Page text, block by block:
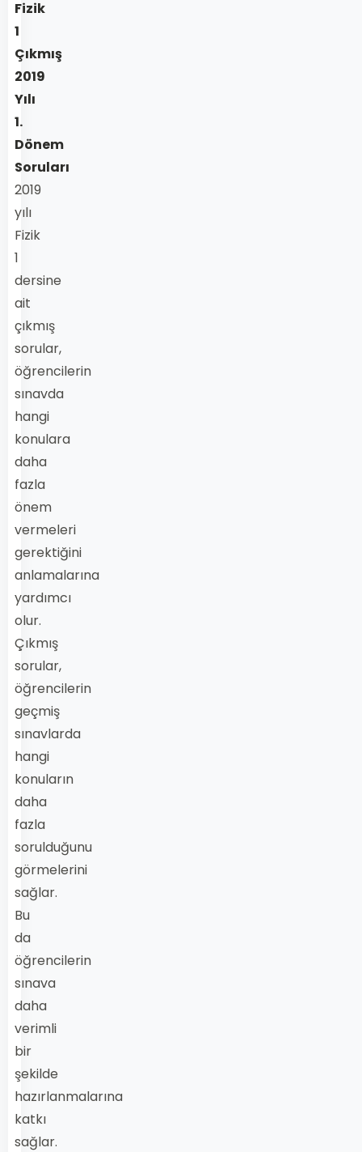
Fizik
1
Çıkmış
2019
Yılı
1.
Dönem
Soruları
2019
yılı
Fizik
1
dersine
ait
çıkmış
sorular,
öğrencilerin
sınavda
hangi
konulara
daha
fazla
önem
vermeleri
gerektiğini
anlamalarına
yardımcı
olur.
Çıkmış
sorular,
öğrencilerin
geçmiş
sınavlarda
hangi
konuların
daha
fazla
sorulduğunu
görmelerini
sağlar.
Bu
da
öğrencilerin
sınava
daha
verimli
bir
şekilde
hazırlanmalarına
katkı
sağlar.